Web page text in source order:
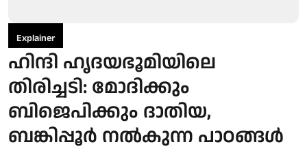
Explainer
ഹിന്ദി ഹൃദയഭൂമിയിലെ
തിരിച്ചടി: മോദിക്കും
ബിജെപിക്കും ദാതിയ,
ബങ്കിപ്പൂര്‍ നല്‍കുന്ന പാഠങ്ങള്‍